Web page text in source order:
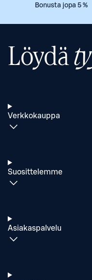
Bonusta jopa 5 %
Löydä
Verkkokauppa
Suosittelemme
Asiakaspalvelu